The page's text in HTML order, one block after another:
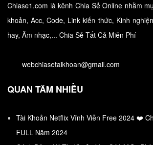
Store Free
Chiase1.com là kênh Chia Sẻ Online nhằm
khoản, Acc, Code, Link kiến thức, Kinh
hay, Âm nhạc,... Chia Sẻ Tất Cả Miễn Phí
webchiasetaikhoan@gmail.com
QUAN TÂM NHIỀU
Tài Khoản Netflix Vĩnh Viễn Free 2024 ❤️
FULL Năm 2024